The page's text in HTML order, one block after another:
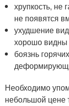
хрупкость, не
не появятся
ухудшение
хорошо
боязнь
Необходимо
небольшой цене